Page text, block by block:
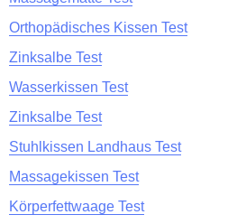
Orthopädisches Kissen Test
Zinksalbe Test
Wasserkissen Test
Zinksalbe Test
Stuhlkissen Landhaus Test
Massagekissen Test
Körperfettwaage Test